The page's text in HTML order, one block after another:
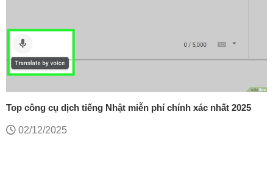
Top công cụ dịch tiếng Nhật miễn phí chính xác nhất 2025
02/12/2025